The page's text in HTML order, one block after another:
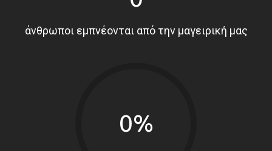
άνθρωποι εμπνέονται από την μαγειρική μας
0%